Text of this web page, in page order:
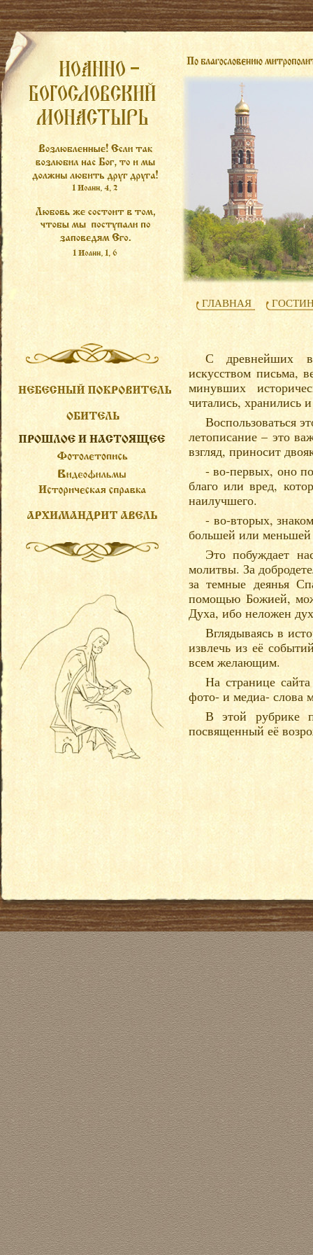
ГЛАВНАЯ
С древнейших
искусством письма,
минувших
читались, хранились
Воспользоваться
летописание – это
взгляд, приносит
- во-первых, оно
благо или вред,
наилучшего.
- во-вторых,
большей или
Это побуждает
молитвы. За
за темные деянья
помощью Божией,
Духа, ибо неложен
Вглядываясь в
извлечь из её
всем желающим.
На странице
фото- и медиа- слова
В этой рубрике
посвященный её